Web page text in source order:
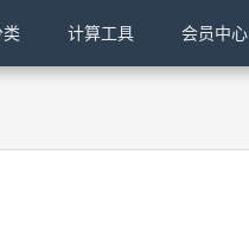
计算工具 会员中心